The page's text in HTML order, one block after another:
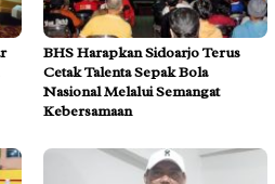
BHS Harapkan Sidoarjo Terus
Cetak Talenta Sepak Bola
Nasional Melalui Semangat
Kebersamaan